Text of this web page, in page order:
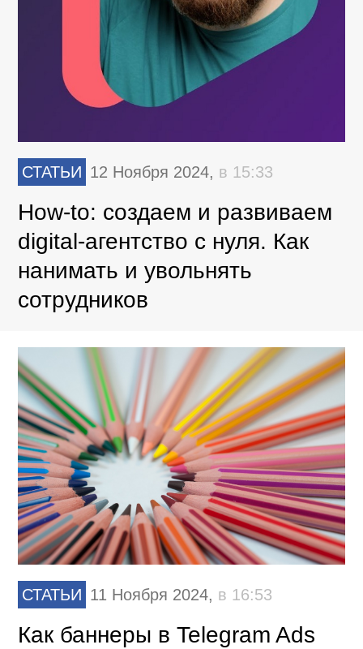
СТАТЬИ 12 Ноября 2024, в 15:33
How-to: cоздаем и развиваем
digital-агентство с нуля. Как
нанимать и увольнять
сотрудников
СТАТЬИ 11 Ноября 2024, в 16:53
Как баннеры в Telegram Ads